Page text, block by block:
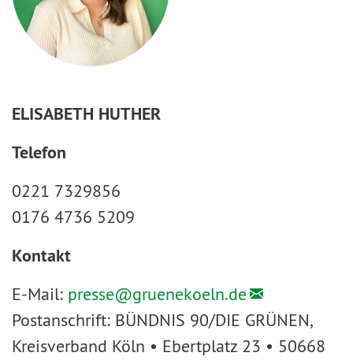
ELISABETH HUTHER
Telefon
0221 7329856
0176 4736 5209
Kontakt
E-Mail: presse@gruenekoeln.de
Postanschrift: BÜNDNIS 90/DIE GRÜNEN,
Kreisverband Köln • Ebertplatz 23 • 50668